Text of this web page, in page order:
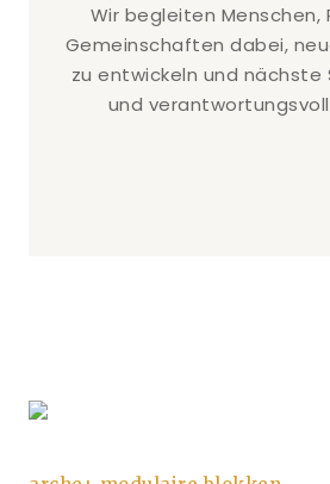
Wir begleiten Menschen,
Gemeinschaften dabei,
zu entwickeln und
und